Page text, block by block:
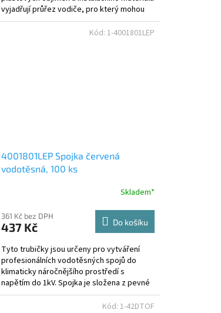
vyjadřují průřez vodiče, pro který mohou
být...
4001801LEP Spojka červená
vodotěsná, 100 ks
Skladem*
361 Kč bez DPH
437 Kč Do košíku
Tyto trubičky jsou určeny pro vytváření
profesionálních vodotěsných spojů do
klimaticky náročnějšího prostředí s
napětím do 1kV. Spojka je složena z pevné
lisovací trubičky se...
Kód: 1-4001801LEP
Kód: 1-42DTOF